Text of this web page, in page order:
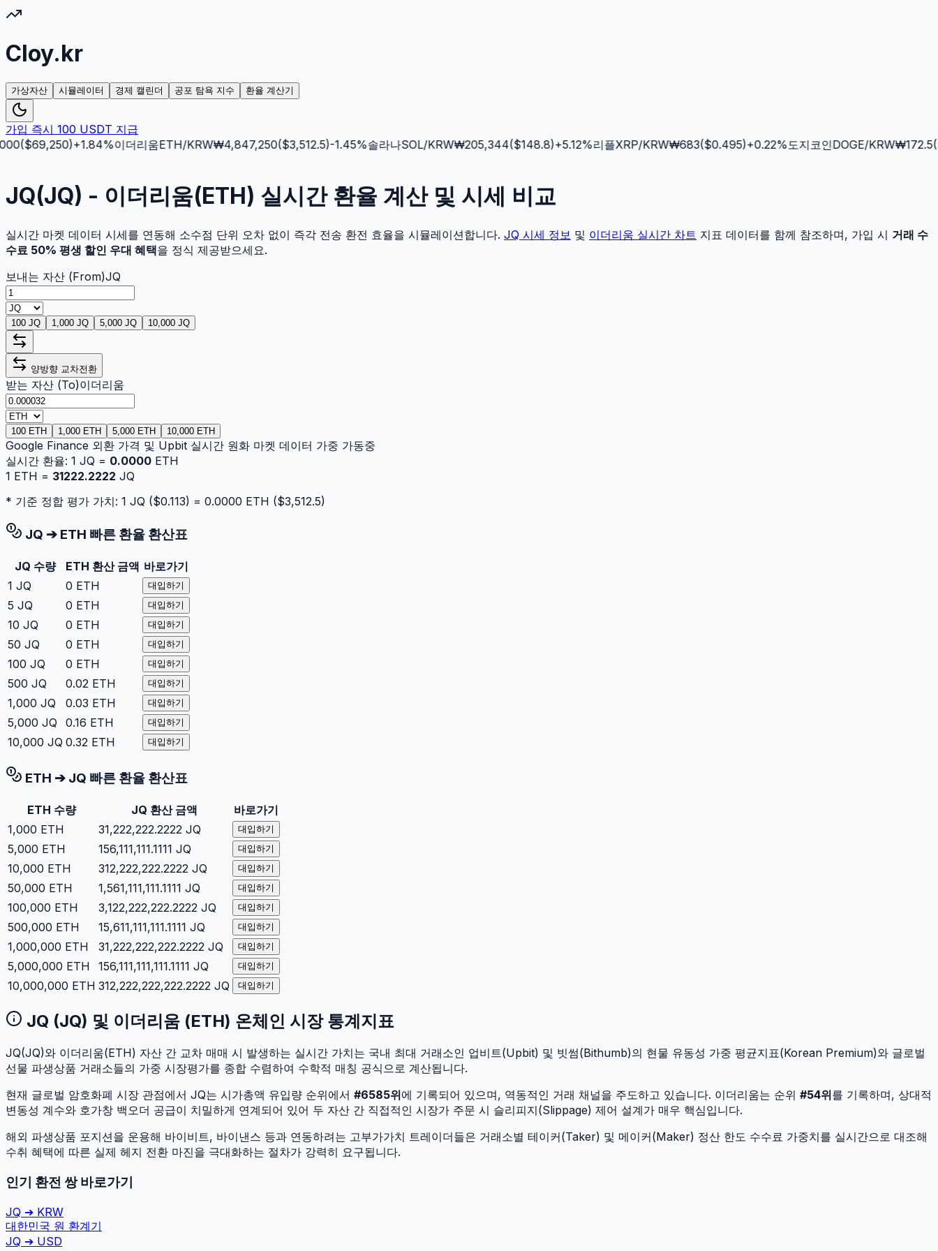
Cloy.kr
가상자산 시뮬레이터 경제 캘린더 공포 탐욕 지수 환율 계산기
가입 즉시 100 USDT 지급
($69,250)+1.84%이더리움ETH/KRW₩4,847,250($3,512.5)-1.45%솔라나SOL/KRW₩205,344($148.8)+5.12%리플XRP/KRW₩683($0.495)+0.22%도지코인DOGE/KRW₩172.5($
JQ(JQ) - 이더리움(ETH) 실시간 환율 계산 및 시세 비교
실시간 마켓 데이터 시세를 연동해 소수점 단위 오차 없이 즉각 전송 환전 효율을 시뮬레이션합니다. JQ 시세 정보 및 이더리움 실시간 차트 지표 데이터를 함께 참조하며, 가입 시 거래 수
수료 50% 평생 할인 우대 혜택을 정식 제공받으세요.
보내는 자산 (From)JQ
100 JQ 1,000 JQ 5,000 JQ 10,000 JQ
양방향 교차전환
받는 자산 (To)이더리움
100 ETH 1,000 ETH 5,000 ETH 10,000 ETH
Google Finance 외환 가격 및 Upbit 실시간 원화 마켓 데이터 가중 가동중
실시간 환율: 1 JQ = 0.0000 ETH
1 ETH = 31222.2222 JQ
* 기준 정합 평가 가치: 1 JQ ($0.113) = 0.0000 ETH ($3,512.5)
JQ ➔ ETH 빠른 환율 환산표
JQ 수량 ETH 환산 금액 바로가기
1 JQ 0 ETH 대입하기
5 JQ 0 ETH 대입하기
10 JQ 0 ETH 대입하기
50 JQ 0 ETH 대입하기
100 JQ 0 ETH 대입하기
500 JQ 0.02 ETH 대입하기
1,000 JQ 0.03 ETH 대입하기
5,000 JQ 0.16 ETH 대입하기
10,000 JQ 0.32 ETH 대입하기
ETH ➔ JQ 빠른 환율 환산표
ETH 수량 JQ 환산 금액
바로가기
1,000 ETH 31,222,222.2222 JQ 대입하기
5,000 ETH 156,111,111.1111 JQ 대입하기
10,000 ETH 312,222,222.2222 JQ 대입하기
50,000 ETH 1,561,111,111.1111 JQ 대입하기
100,000 ETH 3,122,222,222.2222 JQ 대입하기
500,000 ETH 15,611,111,111.1111 JQ 대입하기
1,000,000 ETH 31,222,222,222.2222 JQ 대입하기
5,000,000 ETH 156,111,111,111.1111 JQ 대입하기
10,000,000 ETH 312,222,222,222.2222 JQ 대입하기
JQ (JQ) 및 이더리움 (ETH) 온체인 시장 통계지표
JQ(JQ)와 이더리움(ETH) 자산 간 교차 매매 시 발생하는 실시간 가치는 국내 최대 거래소인 업비트(Upbit) 및 빗썸(Bithumb)의 현물 유동성 가중 평균지표(Korean Premium)와 글로벌
선물 파생상품 거래소들의 가중 시장평가를 종합 수렴하여 수학적 매칭 공식으로 계산됩니다.
현재 글로벌 암호화폐 시장 관점에서 JQ는 시가총액 유입량 순위에서 #6585위에 기록되어 있으며, 역동적인 거래 채널을 주도하고 있습니다. 이더리움는 순위 #54위를 기록하며, 상대적
변동성 계수와 호가창 백오더 공급이 치밀하게 연계되어 있어 두 자산 간 직접적인 시장가 주문 시 슬리피지(Slippage) 제어 설계가 매우 핵심입니다.
해외 파생상품 포지션을 운용해 바이비트, 바이낸스 등과 연동하려는 고부가가치 트레이더들은 거래소별 테이커(Taker) 및 메이커(Maker) 정산 한도 수수료 가중치를 실시간으로 대조해
수취 혜택에 따른 실제 헤지 전환 마진을 극대화하는 절차가 강력히 요구됩니다.
인기 환전 쌍 바로가기
JQ ➔ KRW
대한민국 원 환계기
JQ ➔ USD